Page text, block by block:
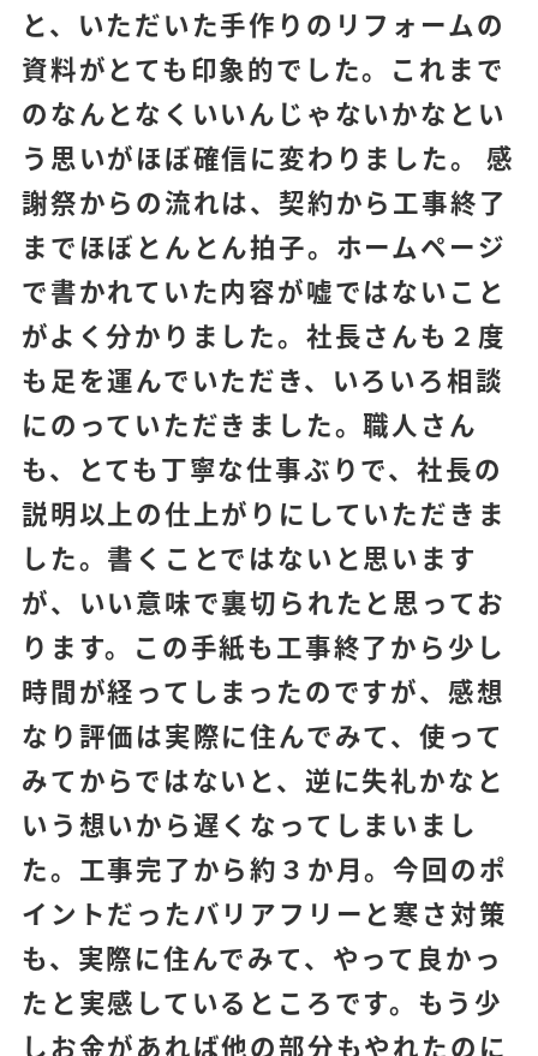
と、いただいた手作りのリフォームの
資料がとても印象的でした。これまで
のなんとなくいいんじゃないかなとい
う思いがほぼ確信に変わりました。 感
謝祭からの流れは、契約から工事終了
までほぼとんとん拍子。ホームページ
で書かれていた内容が嘘ではないこと
がよく分かりました。社長さんも２度
も足を運んでいただき、いろいろ相談
にのっていただきました。職人さん
も、とても丁寧な仕事ぶりで、社長の
説明以上の仕上がりにしていただきま
した。書くことではないと思います
が、いい意味で裏切られたと思ってお
ります。この手紙も工事終了から少し
時間が経ってしまったのですが、感想
なり評価は実際に住んでみて、使って
みてからではないと、逆に失礼かなと
いう想いから遅くなってしまいまし
た。工事完了から約３か月。今回のポ
イントだったバリアフリーと寒さ対策
も、実際に住んでみて、やって良かっ
たと実感しているところです。もう少
しお金があれば他の部分もやれたのに